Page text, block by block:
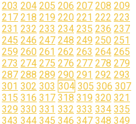
203 204 205 206 207 208 209
217 218 219 220 221 222 223
231 232 233 234 235 236 237
245 246 247 248 249 250 251
259 260 261 262 263 264 265
273 274 275 276 277 278 279
287 288 289 290 291 292 293
301 302 303 304 305 306 307
315 316 317 318 319 320 321
329 330 331 332 333 334 335
343 344 345 346 347 348 349